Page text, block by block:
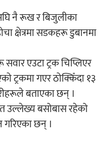
२०२६ भव्यताका साथ
नै रूख र बिजुलीका
क्षेत्रमा सडकहरू डुबानमा
एउटा ट्रक चिप्लिएर
ट्रकमा गएर ठोक्किँदा १३
बताएका छन् ।
उल्लेख्य बसोबास रहेको
गरिएका छन् ।